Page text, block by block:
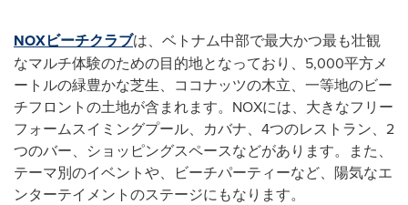
NOXビーチクラブは、ベトナム中部で最大かつ最も壮観
なマルチ体験のための目的地となっており、5,000平方メ
ートルの緑豊かな芝生、ココナッツの木立、一等地のビー
チフロントの土地が含まれます。NOXには、大きなフリー
フォームスイミングプール、カバナ、4つのレストラン、2
つのバー、ショッピングスペースなどがあります。また、
テーマ別のイベントや、ビーチパーティーなど、陽気なエ
ンターテイメントのステージにもなります。